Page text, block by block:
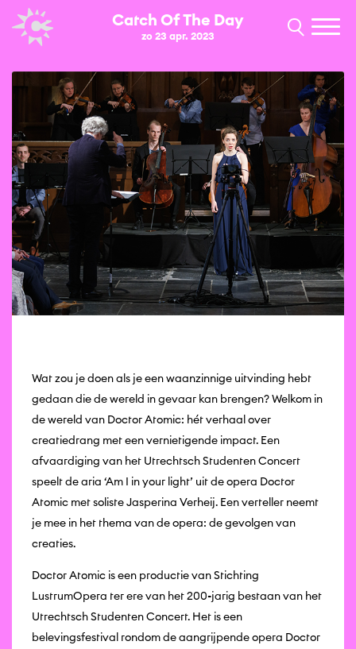
Catch Of The Day
zo 23 apr. 2023
Wat zou je doen als je een waanzinnige uitvinding hebt
gedaan die de wereld in gevaar kan brengen? Welkom in
de wereld van Doctor Atomic: hét verhaal over
creatiedrang met een vernietigende impact. Een
afvaardiging van het Utrechtsch Studenten Concert
speelt de aria ‘Am I in your light’ uit de opera Doctor
Atomic met soliste Jasperina Verheij. Een verteller neemt
je mee in het thema van de opera: de gevolgen van
creaties.
Doctor Atomic is een productie van Stichting
LustrumOpera ter ere van het 200-jarig bestaan van het
Utrechtsch Studenten Concert. Het is een
belevingsfestival rondom de aangrijpende opera Doctor